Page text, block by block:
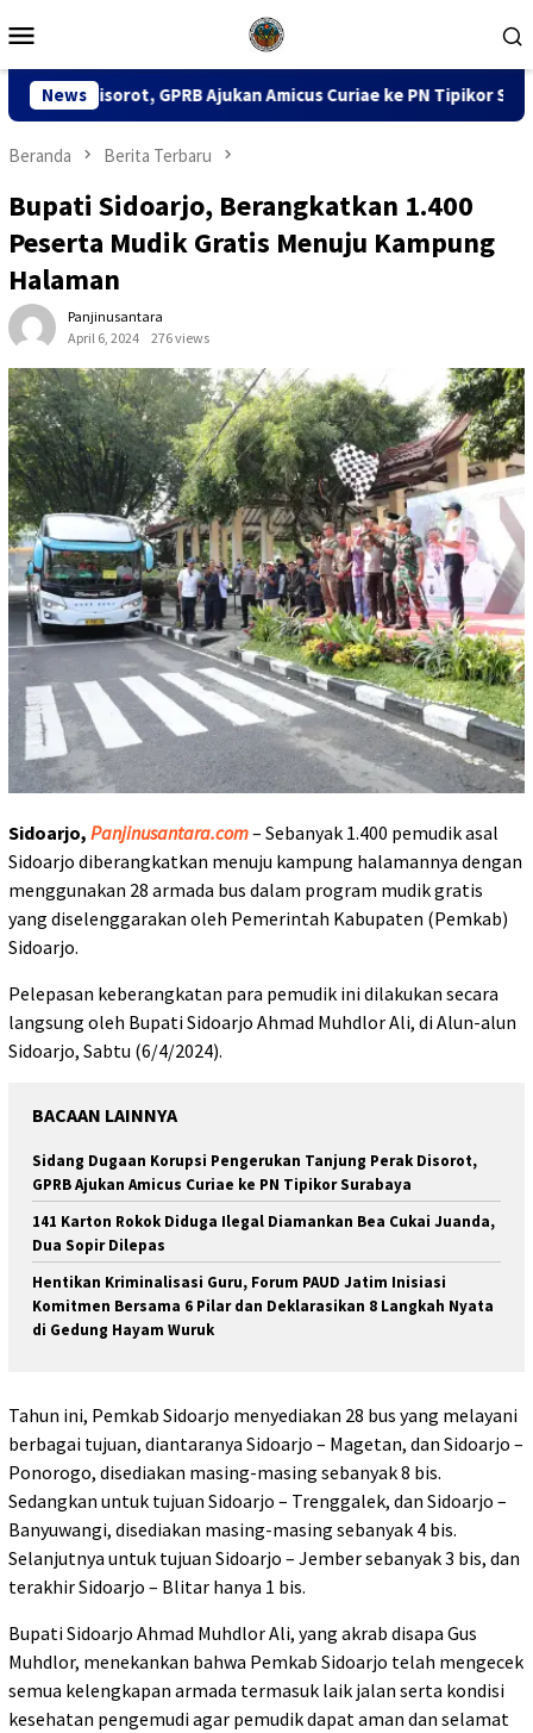
ke
Mobile
News
Ajukan Amicus Curiae ke PN Tipikor Surabaya 141
Beranda Berita Terbaru
Bupati Sidoarjo, Berangkatkan 1.400
Peserta Mudik Gratis Menuju Kampung
Halaman
Panjinusantara
April 6, 2024
276 views
Sidoarjo, Panjinusantara.com– Sebanyak 1.400 pemudik asal
Sidoarjo diberangkatkan menuju kampung halamannya dengan
menggunakan 28 armada bus dalam program mudik gratis
yang diselenggarakan oleh Pemerintah Kabupaten (Pemkab)
Sidoarjo.
Pelepasan keberangkatan para pemudik ini dilakukan secara
langsung oleh Bupati Sidoarjo Ahmad Muhdlor Ali, di Alun-alun
Sidoarjo, Sabtu (6/4/2024).
BACAAN LAINNYA
Sidang Dugaan Korupsi Pengerukan Tanjung Perak Disorot,
GPRB Ajukan Amicus Curiae ke PN Tipikor Surabaya
141 Karton Rokok Diduga Ilegal Diamankan Bea Cukai Juanda,
Dua Sopir Dilepas
Hentikan Kriminalisasi Guru, Forum PAUD Jatim Inisiasi
Komitmen Bersama 6 Pilar dan Deklarasikan 8 Langkah Nyata
di Gedung Hayam Wuruk
Tahun ini, Pemkab Sidoarjo menyediakan 28 bus yang melayani
berbagai tujuan, diantaranya Sidoarjo – Magetan, dan Sidoarjo –
Ponorogo, disediakan masing-masing sebanyak 8 bis.
Sedangkan untuk tujuan Sidoarjo – Trenggalek, dan Sidoarjo –
Banyuwangi, disediakan masing-masing sebanyak 4 bis.
Selanjutnya untuk tujuan Sidoarjo – Jember sebanyak 3 bis, dan
terakhir Sidoarjo – Blitar hanya 1 bis.
Bupati Sidoarjo Ahmad Muhdlor Ali, yang akrab disapa Gus
Muhdlor, menekankan bahwa Pemkab Sidoarjo telah mengecek
semua kelengkapan armada termasuk laik jalan serta kondisi
kesehatan pengemudi agar pemudik dapat aman dan selamat